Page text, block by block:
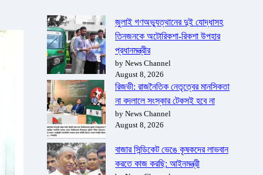
জুলাই গণঅভ্যুত্থানের দুই যোদ্ধাসহ
তিনজনকে অটোরিকশা-রিকশা উপহার
প্রধানমন্ত্রীর
by News Channel
August 8, 2026
রিজভী: রাজনৈতিক নেতৃত্বের মানসিকতা
না বদলালে সংস্কার টেকসই হবে না
by News Channel
August 8, 2026
বাজার সিন্ডিকেট ভেঙে কৃষকদের লাভবান
করতে কাজ করছি: আইনমন্ত্রী